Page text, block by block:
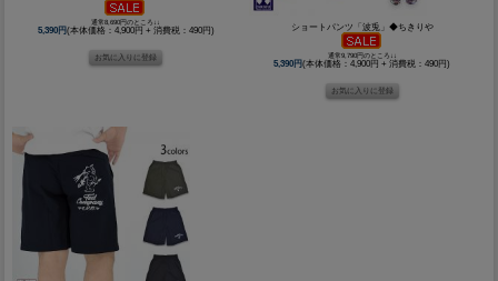
通常8,690円のところ↓↓
5,390円(本体価格：4,900円 + 消費税：490円) ショートパンツ「波兎」◆ちきりや
通常9,790円のところ↓↓
5,390円(本体価格：4,900円 + 消費税：490円)